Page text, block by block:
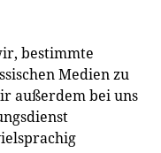
bestimmte
Medien zu
außerdem bei uns